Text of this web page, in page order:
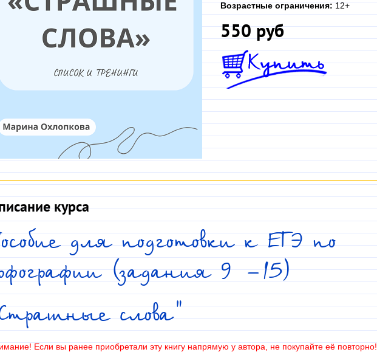
Возрастные ограничения: 12+
550 руб
курса
для подготовки к ЕГЭ по
(задания 9 -15)
слова"
Если вы ранее приобретали эту книгу напрямую у автора, не покупайте её повторно!